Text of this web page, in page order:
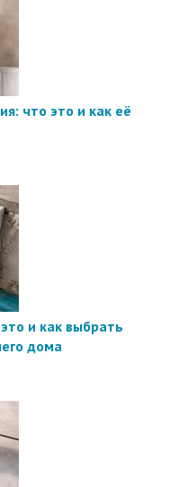
что это и как её
и как выбрать
дома